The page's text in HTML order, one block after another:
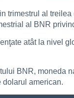
al
al BNR
atât la nivel
BNR, moneda
dolarul american.